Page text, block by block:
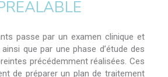
passe par un examen clinique et
que par une phase d’étude des
précédemment réalisées. Ces
de préparer un plan de traitement